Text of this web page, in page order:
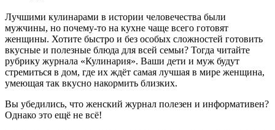
Лучшими кулинарами в истории человечества были
мужчины, но почему-то на кухне чаще всего готовят
женщины. Хотите быстро и без особых сложностей готовить
вкусные и полезные блюда для всей семьи? Тогда читайте
рубрику журнала «Кулинария». Ваши дети и муж будут
стремиться в дом, где их ждёт самая лучшая в мире женщина,
умеющая так вкусно накормить близких.
Вы убедились, что женский журнал полезен и информативен?
Однако это ещё не всё!